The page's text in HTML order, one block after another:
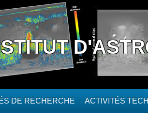
DE RECHERCHE ACTIVITÉS